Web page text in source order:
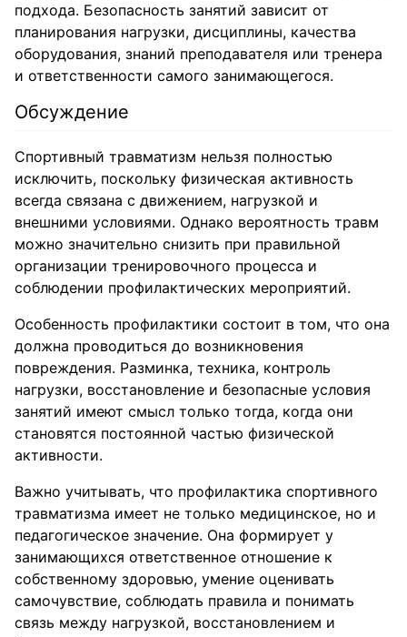
подхода. Безопасность занятий зависит от
планирования нагрузки, дисциплины, качества
оборудования, знаний преподавателя или тренера
и ответственности самого занимающегося.
Обсуждение
Спортивный травматизм нельзя полностью
исключить, поскольку физическая активность
всегда связана с движением, нагрузкой и
внешними условиями. Однако вероятность травм
можно значительно снизить при правильной
организации тренировочного процесса и
соблюдении профилактических мероприятий.
Особенность профилактики состоит в том, что она
должна проводиться до возникновения
повреждения. Разминка, техника, контроль
нагрузки, восстановление и безопасные условия
занятий имеют смысл только тогда, когда они
становятся постоянной частью физической
активности.
Важно учитывать, что профилактика спортивного
травматизма имеет не только медицинское, но и
педагогическое значение. Она формирует у
занимающихся ответственное отношение к
собственному здоровью, умение оценивать
самочувствие, соблюдать правила и понимать
связь между нагрузкой, восстановлением и